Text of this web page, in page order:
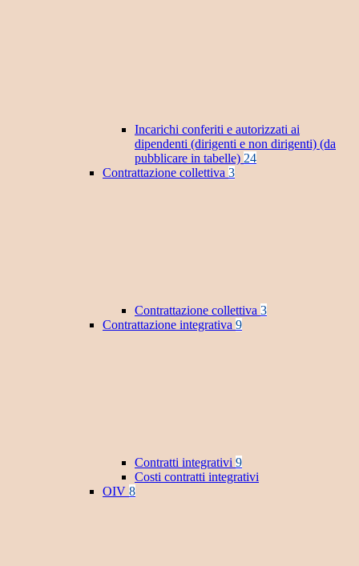
Incarichi conferiti e autorizzati ai
dipendenti (dirigenti e non dirigenti) (da
pubblicare in tabelle) 24
Contrattazione collettiva 3
Contrattazione collettiva 3
Contrattazione integrativa 9
Contratti integrativi 9
Costi contratti integrativi
OIV 8